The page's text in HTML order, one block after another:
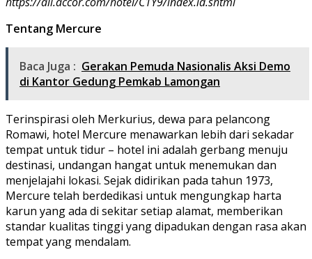
Tentang Mercure
Baca Juga : Gerakan Pemuda Nasionalis Aksi Demo
di Kantor Gedung Pemkab Lamongan
Terinspirasi oleh Merkurius, dewa para pelancong
Romawi, hotel Mercure menawarkan lebih dari sekadar
tempat untuk tidur – hotel ini adalah gerbang menuju
destinasi, undangan hangat untuk menemukan dan
menjelajahi lokasi. Sejak didirikan pada tahun 1973,
Mercure telah berdedikasi untuk mengungkap harta
karun yang ada di sekitar setiap alamat, memberikan
standar kualitas tinggi yang dipadukan dengan rasa akan
tempat yang mendalam.